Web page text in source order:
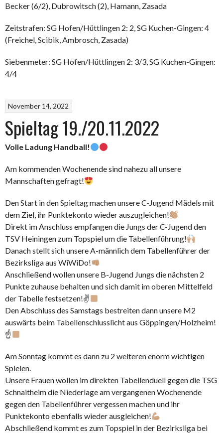
Becker (6/2), Dubrowitsch (2), Hamann, Zasada
Zeitstrafen: SG Hofen/Hüttlingen 2: 2, SG Kuchen-Gingen: 4
(Freichel, Scibik, Ambrosch, Zasada)
Siebenmeter: SG Hofen/Hüttlingen 2: 3/3, SG Kuchen-Gingen:
4/4
November 14, 2022
Spieltag 19./20.11.2022
Volle Ladung Handball!
Am kommenden Wochenende sind nahezu all unsere
Mannschaften gefragt!
Den Start in den Spieltag machen unsere C-Jugend Mädels mit
dem Ziel, ihr Punktekonto wieder auszugleichen!
Direkt im Anschluss empfangen die Jungs der C-Jugend den
TSV Heiningen zum Topspiel um die Tabellenführung!
Danach stellt sich unsere A-männlich dem Tabellenführer der
Bezirksliga aus WiWiDo!
Anschließend wollen unsere B-Jugend Jungs die nächsten 2
Punkte zuhause behalten und sich damit im oberen Mittelfeld
der Tabelle festsetzen!✌
Den Abschluss des Samstags bestreiten dann unsere M2
auswärts beim Tabellenschlusslicht aus Göppingen/Holzheim!
☝
Am Sonntag kommt es dann zu 2 weiteren enorm wichtigen
Spielen.
Unsere Frauen wollen im direkten Tabellenduell gegen die TSG
Schnaitheim die Niederlage am vergangenen Wochenende
gegen den Tabellenführer vergessen machen und ihr
Punktekonto ebenfalls wieder ausgleichen!
Abschließend kommt es zum Topspiel in der Bezirksliga bei